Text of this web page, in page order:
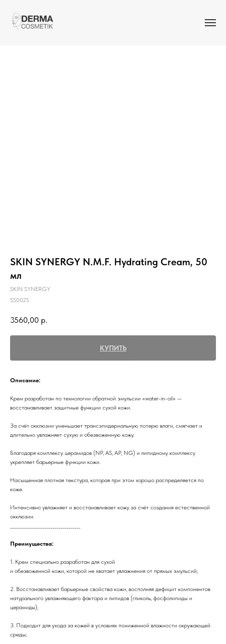
SKIN SYNERGY N.M.F. Hydrating Cream, 50
мл
SKIN SYNERGY
SS0025
3560,00 р.
КУПИТЬ
Описание:
Крем разработан по технологии обратной эмульсии «water-in-oil» —
восстанавливает защитные функции сухой кожи.
За счёт окклюзии уменьшает трансэпидермальную потерю влаги, смягчает и
длительно увлажняет сухую и обезвоженную кожу.
Благодаря комплексу церамидов (NP, AS, AP, NG) и липидному комплексу
укрепляет барьерные функции кожи.
Насыщенная плотная текстура, которая при этом хорошо распределяется по
коже.
Интенсивно увлажняет и восстанавливает кожу за счёт создания естественной
окклюзии.
Преимущества:
1. Крем специально разработан для сухой
и обезвоженной кожи, которой не хватает увлажнения от прямых эмульсий;
2. Восстанавливает барьерные свойства кожи, восполняя дефицит компонентов
натурального увлажняющего фактора и липидов (гликоль, фосфолипиды и
церамиды);
3. Подходит для ухода за кожей в условиях пониженной влажности окружающей
среды;